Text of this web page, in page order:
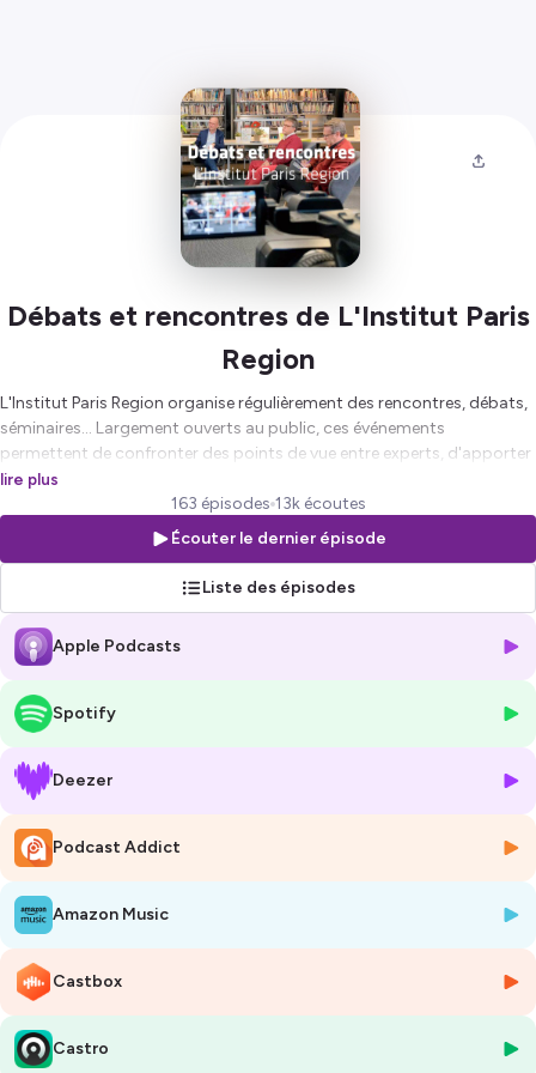
Débats et rencontres de L'Institut Paris
Region
L'Institut Paris Region organise régulièrement des rencontres, débats,
séminaires... Largement ouverts au public, ces événements
permettent de confronter des points de vue entre experts, d'apporter
des éclairages sur des questions de société, de donner la parole à des
chercheurs, décideurs ou professionnels.
ausha.co/politique-de-confidentialite
pour plus d'informations.
lire plus
163 épisodes 13k écoutes
Écouter le dernier épisode
Liste des épisodes
Apple Podcasts
Spotify
Deezer
Podcast Addict
Amazon Music
Castbox
Castro